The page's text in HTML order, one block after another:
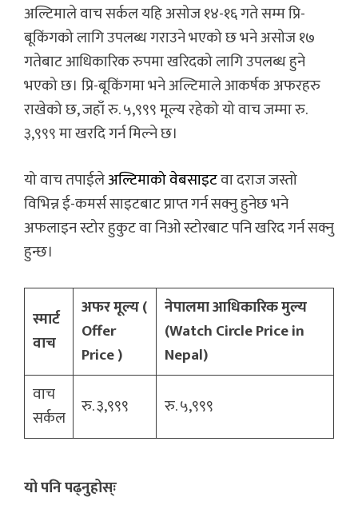
अल्टिमाले वाच सर्कल यहि असोज १४-१६ गते सम्म प्रि-
बूकिंगको लागि उपलब्ध गराउने भएको छ भने असोज १७
गतेबाट आधिकारिक रुपमा खरिदको लागि उपलब्ध हुने
भएको छ। प्रि-बूकिंगमा भने अल्टिमाले आकर्षक अफरहरु
राखेको छ, जहाँ रु. ५,९९९ मूल्य रहेको यो वाच जम्मा रु.
३,९९९ मा खरदि गर्न मिल्ने छ।
यो वाच तपाईलेअल्टिमाको वेबसाइटवा दराज जस्तो
विभिन्न ई-कमर्स साइटबाट प्राप्त गर्न सक्नु हुनेछ भने
अफलाइन स्टोर हुकुट वा निओ स्टोरबाट पनि खरिद गर्न सक्नु
हुन्छ।
स्मार्ट
वाच
अफर मूल्य (
Offer
Price )
नेपालमा आधिकारिक मुल्य
(Watch Circle Price in
Nepal)
वाच
सर्कल
रु. ३,९९९ रु. ५,९९९
यो पनि पढ्नुहोस्ः